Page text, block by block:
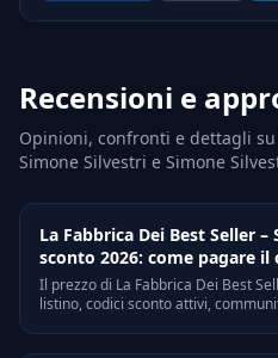
Recensioni e
Opinioni, confronti e dettagli su
Simone Silvestri e Simone
La Fabbrica Dei Best Seller
sconto 2026: come pagare
Il prezzo di La Fabbrica Dei Best
listino, codici sconto attivi,